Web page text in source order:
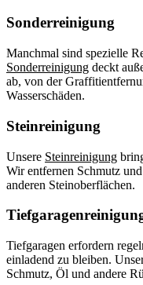
Sonderreinigung
Manchmal sind spezielle
Sonderreinigung deckt
ab, von der
Wasserschäden.
Steinreinigung
Unsere Steinreinigung
Wir entfernen Schmutz
anderen Steinoberflächen.
Tiefgaragen erfordern
einladend zu bleiben.
Schmutz, Öl und andere